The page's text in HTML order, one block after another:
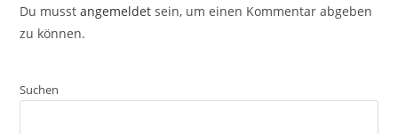
Du musstangemeldet sein, um einen Kommentar abgeben
zu können.
Suchen